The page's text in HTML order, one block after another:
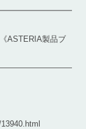
製品ブ